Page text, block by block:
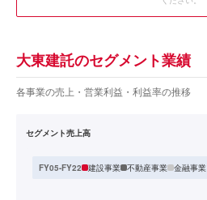
大東建託のセグメント業績
各事業の売上・営業利益・利益率の推移
セグメント売上高
FY05-FY22 建設事業 不動産事業 金融事業